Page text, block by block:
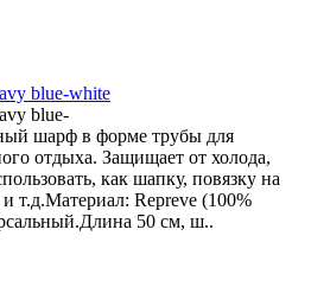
blue-white
blue-
шарф в форме трубы для
отдыха. Защищает от холода,
как шапку, повязку на
т.д.Материал: Repreve (100%
50 см, ш..